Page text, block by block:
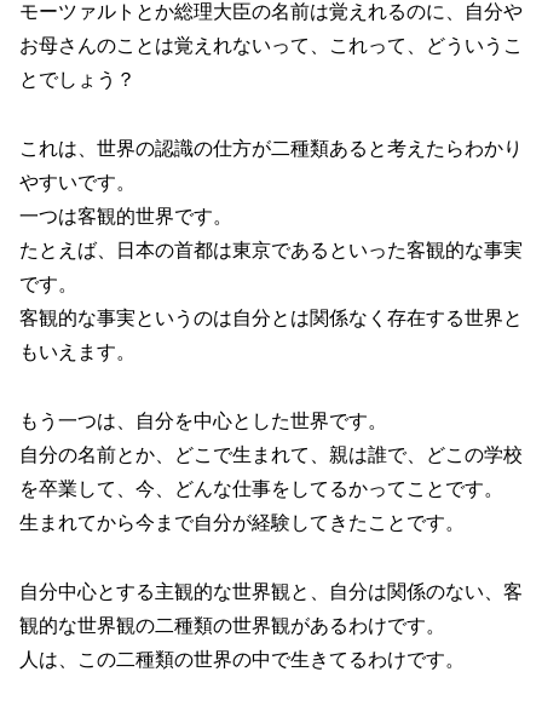
モーツァルトとか総理大臣の名前は覚えれるのに、自分や
お母さんのことは覚えれないって、これって、どういうこ
とでしょう？
これは、世界の認識の仕方が二種類あると考えたらわかり
やすいです。
一つは客観的世界です。
たとえば、日本の首都は東京であるといった客観的な事実
です。
客観的な事実というのは自分とは関係なく存在する世界と
もいえます。
もう一つは、自分を中心とした世界です。
自分の名前とか、どこで生まれて、親は誰で、どこの学校
を卒業して、今、どんな仕事をしてるかってことです。
生まれてから今まで自分が経験してきたことです。
自分中心とする主観的な世界観と、自分は関係のない、客
観的な世界観の二種類の世界観があるわけです。
人は、この二種類の世界の中で生きてるわけです。